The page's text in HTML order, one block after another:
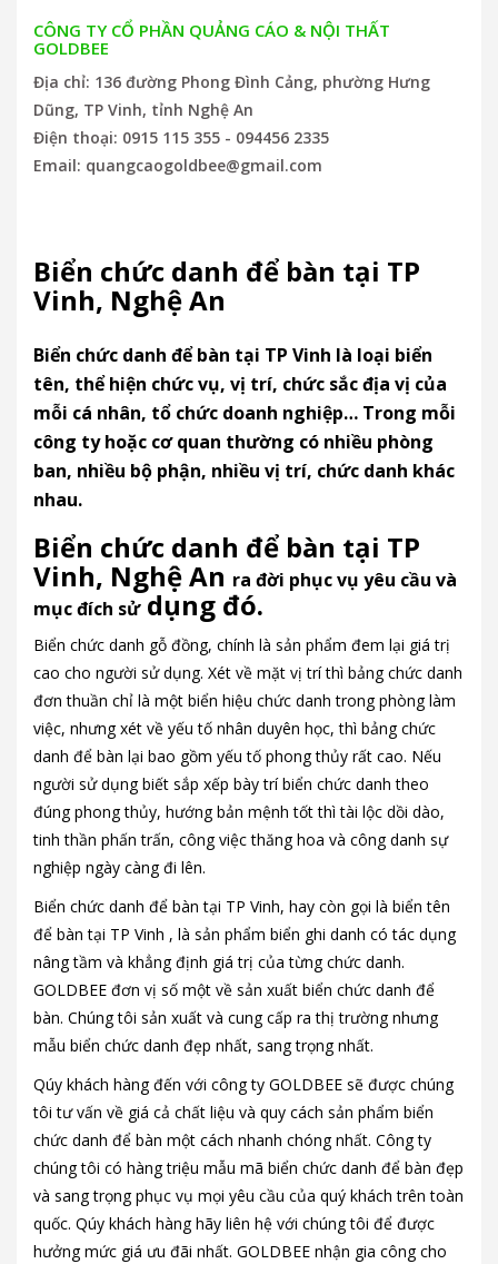
CÔNG TY CỔ PHẦN QUẢNG CÁO & NỘI THẤT
GOLDBEE
Địa chỉ: 136 đường Phong Đình Cảng, phường Hưng
Dũng, TP Vinh, tỉnh Nghệ An
Điện thoại: 0915 115 355 - 094456 2335
Email: quangcaogoldbee@gmail.com
Biển chức danh để bàn tại TP
Vinh, Nghệ An
Biển chức danh để bàn tại TP Vinh là loại biển
tên, thể hiện chức vụ, vị trí, chức sắc địa vị của
mỗi cá nhân, tổ chức doanh nghiệp… Trong mỗi
công ty hoặc cơ quan thường có nhiều phòng
ban, nhiều bộ phận, nhiều vị trí, chức danh khác
nhau.
Biển chức danh để bàn tại TP
Vinh, Nghệ An ra đời phục vụ yêu cầu và
mục đích sửdụng đó.
Biển chức danh gỗ đồng, chính là sản phẩm đem lại giá trị
cao cho người sử dụng. Xét về mặt vị trí thì bảng chức danh
đơn thuần chỉ là một biển hiệu chức danh trong phòng làm
việc, nhưng xét về yếu tố nhân duyên học, thì bảng chức
danh để bàn lại bao gồm yếu tố phong thủy rất cao. Nếu
người sử dụng biết sắp xếp bày trí biển chức danh theo
đúng phong thủy, hướng bản mệnh tốt thì tài lộc dồi dào,
tinh thần phấn trấn, công việc thăng hoa và công danh sự
nghiệp ngày càng đi lên.
Biển chức danh để bàn tại TP Vinh, hay còn gọi là biển tên
để bàn tại TP Vinh , là sản phẩm biển ghi danh có tác dụng
nâng tầm và khẳng định giá trị của từng chức danh.
GOLDBEE đơn vị số một về sản xuất biển chức danh để
bàn. Chúng tôi sản xuất và cung cấp ra thị trường nhưng
mẫu biển chức danh đẹp nhất, sang trọng nhất.
Qúy khách hàng đến với công ty GOLDBEE sẽ được chúng
tôi tư vấn về giá cả chất liệu và quy cách sản phẩm biển
chức danh để bàn một cách nhanh chóng nhất. Công ty
chúng tôi có hàng triệu mẫu mã biển chức danh để bàn đẹp
và sang trọng phục vụ mọi yêu cầu của quý khách trên toàn
quốc. Qúy khách hàng hãy liên hệ với chúng tôi để được
hưởng mức giá ưu đãi nhất. GOLDBEE nhận gia công cho